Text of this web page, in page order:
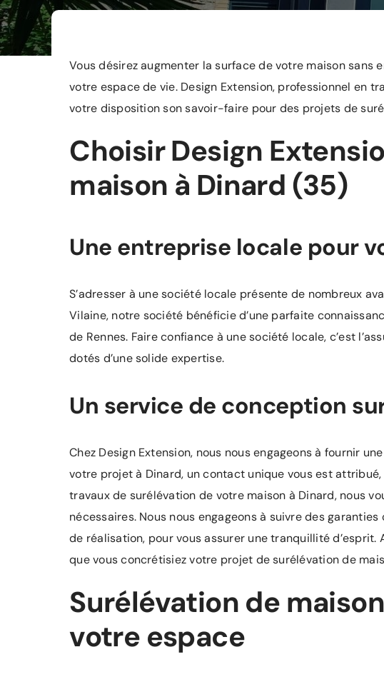
Vous désirez augmenter la surface de votre maison sans
votre espace de vie. Design Extension, professionnel en
votre disposition son savoir-faire pour des projets de
Choisir Design
maison à Dinard (35)
Une entreprise locale pour
S’adresser à une société locale présente de nombreux
Vilaine, notre société bénéficie d’une parfaite
de Rennes. Faire confiance à une société locale, c’est
dotés d’une solide expertise.
Un service de conception
Chez Design Extension, nous nous engageons à fournir
votre projet à Dinard, un contact unique vous est
travaux de surélévation de votre maison à Dinard, nous
nécessaires. Nous nous engageons à suivre des
de réalisation, pour vous assurer une tranquillité d’esprit.
que vous concrétisiez votre projet de surélévation de
Surélévation de
votre espace